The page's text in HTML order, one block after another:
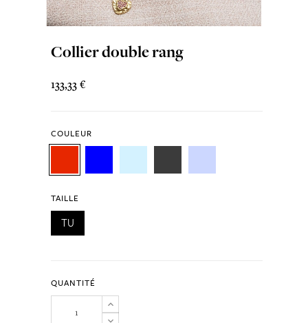
Collier double rang
133,33 €
COULEUR
TAILLE
TU
QUANTITÉ